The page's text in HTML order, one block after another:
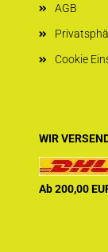
AGB
Cookie
WIR
Ab 200,00